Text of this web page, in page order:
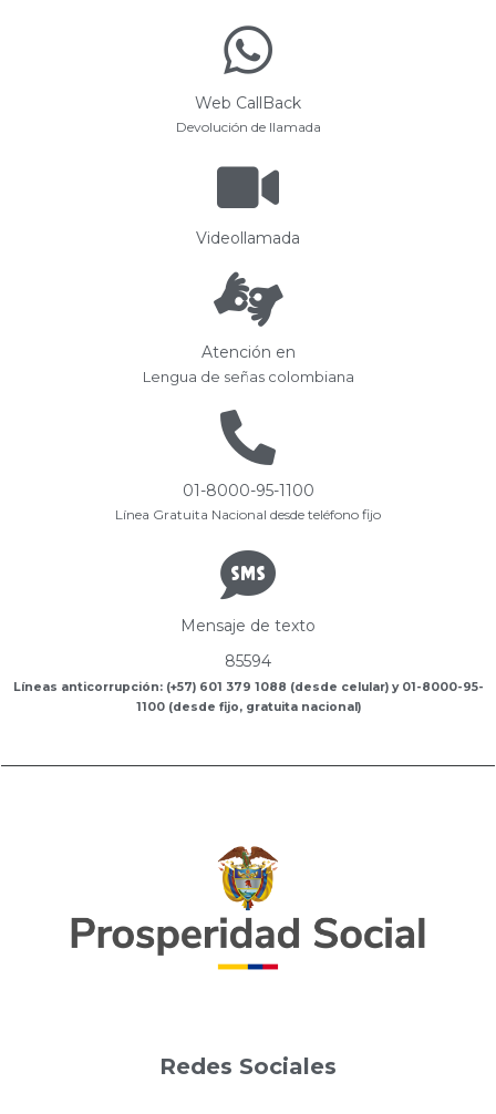
Web CallBack
Devolución de llamada
Videollamada
Atención en
Lengua de señas colombiana
01-8000-95-1100
Línea Gratuita Nacional desde teléfono fijo
Mensaje de texto
85594
Líneas anticorrupción: (+57) 601 379 1088 (desde celular) y 01-8000-95-
1100 (desde fijo, gratuita nacional)
Redes Sociales